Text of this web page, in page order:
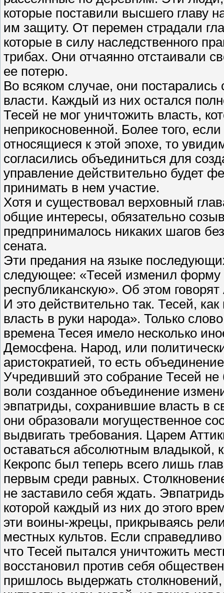
которые поставили высшего главу
им защиту. От перемен страдали
которые в силу наследственного
трибах. Они отчаянно отстаивали
ее потерю.
Во всяком случае, они
власти. Каждый из них остался
Тесей не мог уничтожить власть,
неприкосновенной. Более того,
относящиеся к этой эпохе, то
согласились объединиться для
управление действительно будет
принимать в нем участие.
Хотя и существовал верховный
общие интересы, обязательно
предпринималось никаких шагов
сената.
Эти предания на языке
следующее: «Тесей изменил форму
республиканскую». Об этом
И это действительно так. Тесей,
власть в руки народа». Только
времена Тесея имело несколько
Демосфена. Народ, или
аристократией, то есть
Учредивший это собрание Тесей
воли созданное объединение
эвпатриды, сохранившие власть в
они образовали могущественное
выдвигать требования. Царем
оставаться абсолютным владыкой,
Кекропс был теперь всего лишь
первым среди равных.
не заставило себя ждать.
которой каждый из них до этого
эти воины-жрецы, прикрываясь
местных культов. Если
что Тесей пытался уничтожить
восстановил против себя
пришлось выдержать